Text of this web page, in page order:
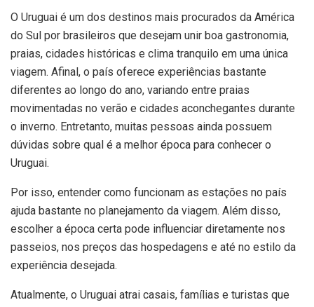
O Uruguai é um dos destinos mais procurados da América
do Sul por brasileiros que desejam unir boa gastronomia,
praias, cidades históricas e clima tranquilo em uma única
viagem. Afinal, o país oferece experiências bastante
diferentes ao longo do ano, variando entre praias
movimentadas no verão e cidades aconchegantes durante
o inverno. Entretanto, muitas pessoas ainda possuem
dúvidas sobre qual é a melhor época para conhecer o
Uruguai.
Por isso, entender como funcionam as estações no país
ajuda bastante no planejamento da viagem. Além disso,
escolher a época certa pode influenciar diretamente nos
passeios, nos preços das hospedagens e até no estilo da
experiência desejada.
Atualmente, o Uruguai atrai casais, famílias e turistas que